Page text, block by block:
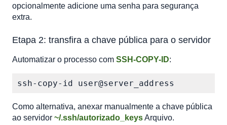
opcionalmente adicione uma senha para segurança
extra.
Etapa 2: transfira a chave pública para o servidor
Automatizar o processo com SSH-COPY-ID:
ssh-copy-id user@server_address
Como alternativa, anexar manualmente a chave pública
ao servidor ~/.ssh/autorizado_keysArquivo.